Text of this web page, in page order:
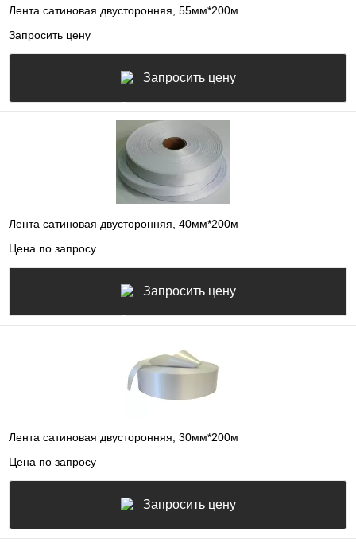
Лента сатиновая двусторонняя, 55мм*200м
Запросить цену
Запросить цену
Лента сатиновая двусторонняя, 40мм*200м
Цена по запросу
Запросить цену
Лента сатиновая двусторонняя, 30мм*200м
Цена по запросу
Запросить цену